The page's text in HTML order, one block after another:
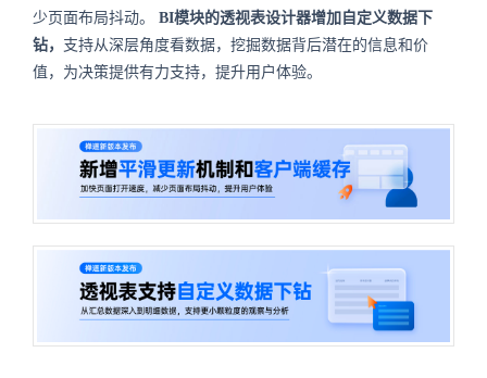
少页面布局抖动。 BI模块的透视表设计器增加自定义数据下
钻， 支持从深层角度看数据，挖掘数据背后潜在的信息和价
值，为决策提供有力支持，提升用户体验。